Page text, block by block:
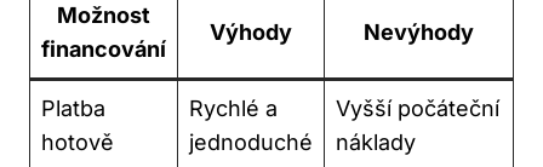
Možnost
financování
Výhody Nevýhody
Platba
hotově
Rychlé a
jednoduché
Vyšší počáteční
náklady